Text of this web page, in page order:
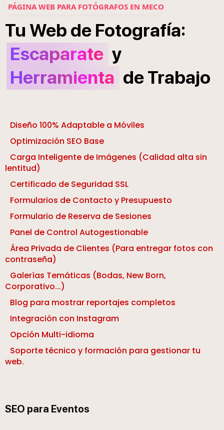
PÁGINA WEB PARA FOTÓGRAFOS EN MECO
Tu Web de Fotografía:
Escaparate y
Herramienta deTrabajo
Diseño 100% Adaptable a Móviles
Optimización SEO Base
Carga Inteligente de Imágenes (Calidad alta sin
lentitud)
Certificado de Seguridad SSL
Formularios de Contacto y Presupuesto
Formulario de Reserva de Sesiones
Panel de Control Autogestionable
Área Privada de Clientes (Para entregar fotos con
contraseña)
Galerías Temáticas (Bodas, New Born,
Corporativo...)
Blog para mostrar reportajes completos
Integración con Instagram
Opción Multi-idioma
Soporte técnico y formación para gestionar tu
web.
SEO para Eventos